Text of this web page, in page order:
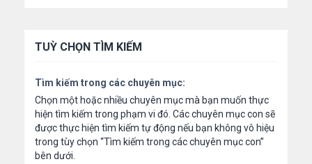
TUỲ CHỌN TÌM KIẾM
Tìm kiếm trong các chuyên mục:
Chọn một hoặc nhiều chuyên mục mà bạn muốn thực
hiện tìm kiếm trong phạm vi đó. Các chuyên mục con sẽ
được thực hiện tìm kiếm tự động nếu bạn không vô hiệu
trong tùy chọn “Tìm kiếm trong các chuyên mục con”
bên dưới.